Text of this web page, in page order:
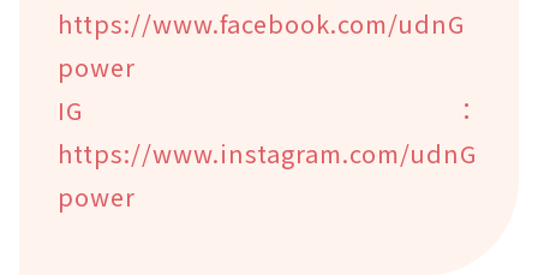
https://www.facebook.com/udnG
power
IG：
https://www.instagram.com/udnG
power